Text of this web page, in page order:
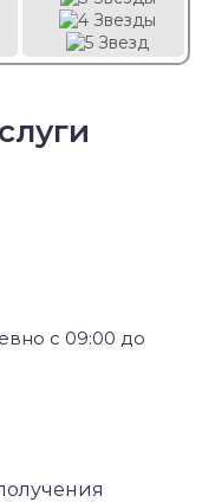
с 09:00 до